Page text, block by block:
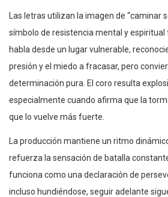
Las letras utilizan la imagen de “caminar
símbolo de resistencia mental y
habla desde un lugar vulnerable,
presión y el miedo a fracasar, pero
determinación pura. El coro resulta
especialmente cuando afirma que la
que lo vuelve más fuerte.
La producción mantiene un ritmo
refuerza la sensación de batalla
funciona como una declaración de
incluso hundiéndose, seguir adelante